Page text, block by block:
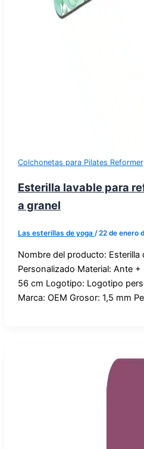
Colchonetas para Pilates Reformer
Esterilla lavable para
a granel
Las esterillas de yoga /22 de enero
Nombre del producto: Esterilla
Personalizado Material: Ante
56 cm Logotipo: Logotipo
Marca: OEM Grosor: 1,5 mm